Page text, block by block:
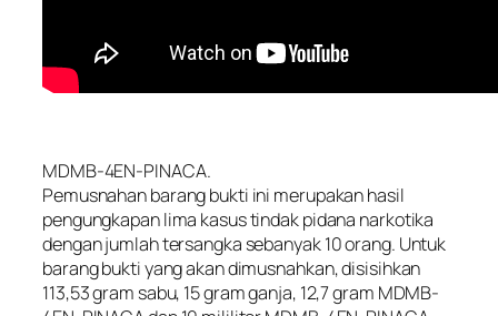
MDMB-4EN-PINACA.
Pemusnahan barang bukti ini merupakan hasil
pengungkapan lima kasus tindak pidana narkotika
dengan jumlah tersangka sebanyak 10 orang. Untuk
barang bukti yang akan dimusnahkan, disisihkan
113,53 gram sabu, 15 gram ganja, 12,7 gram MDMB-